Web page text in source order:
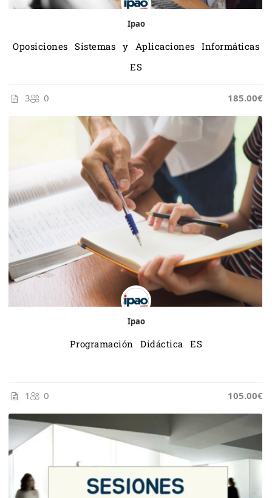
Ipao
Oposiciones Sistemas y Aplicaciones Informáticas
ES
3 0 185.00€
Ipao
Programación Didáctica ES
1 0 105.00€